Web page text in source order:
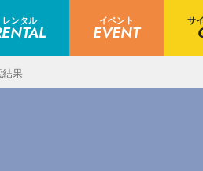
レンタル イベント
EVENT
サ
果